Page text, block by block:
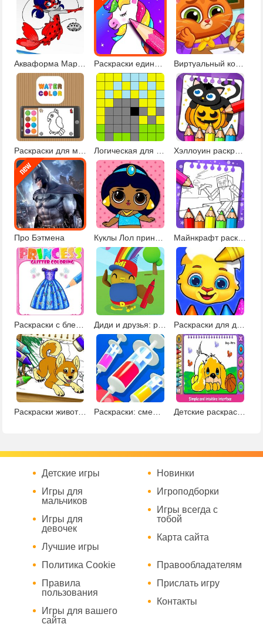
Акваформа Маринетт и друзья Виртуальный кот в школе
Хэллоуин раскраски и рисовалки
Про Бэтмена Майнкрафт раскраски
Раскраски с блестками Диди и друзья: развивающие раскраски
Раскраски животных с креатором 2 Раскраски: смешай цвета Детские раскраски и рисовалки
Детские игры
Игры для
мальчиков
Игры для
девочек
Лучшие игры
Новинки
Игроподборки
Игры всегда с
тобой
Карта сайта
Политика Cookie
Правила
пользования
Игры для вашего
сайта
Правообладателям
Прислать игру
Контакты